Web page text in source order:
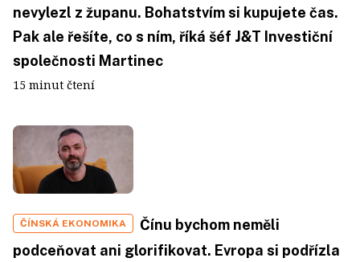
nevylezl z županu. Bohatstvím si kupujete čas.
Pak ale řešíte, co s ním, říká šéf J&T Investiční
společnosti Martinec
15 minut čtení
ČÍNSKÁ EKONOMIKA
Čínu bychom neměli
podceňovat ani glorifikovat. Evropa si podřízla